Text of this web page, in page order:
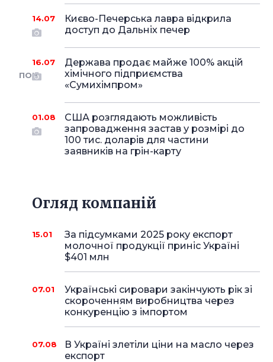
ПОН
14.07
Києво-Печерська лавра відкрила
доступ до Дальніх печер
16.07
Держава продає майже 100% акцій
хімічного підприємства
«Сумихімпром»
01.08
США розглядають можливість
запровадження застав у розмірі до
100 тис. доларів для частини
заявників на грін-карту
Огляд компаній
15.01
За підсумками 2025 року експорт
молочної продукції приніс Україні
$401 млн
07.01
Українські сировари закінчують рік зі
скороченням виробництва через
конкуренцію з імпортом
07.08
В Україні злетіли ціни на масло через
експорт